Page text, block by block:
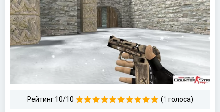
Рейтинг 10/10 (1 голоса)